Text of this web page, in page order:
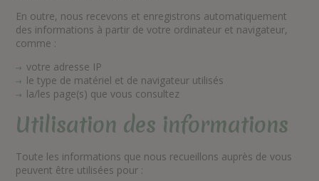
En outre, nous recevons et enregistrons automatiquement
des informations à partir de votre ordinateur et navigateur,
comme :
votre adresse IP
le type de matériel et de navigateur utilisés
la/les page(s) que vous consultez
Utilisation des informations
Toute les informations que nous recueillons auprès de vous
peuvent être utilisées pour :